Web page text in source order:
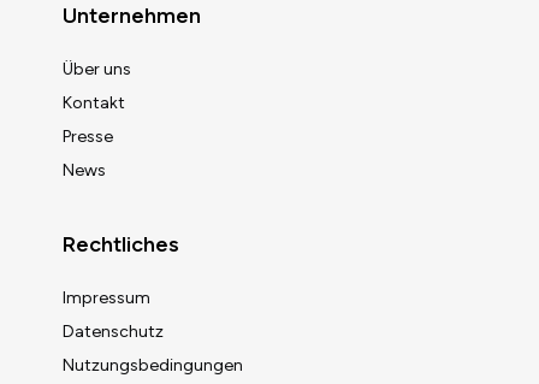
Unternehmen
Über uns
Kontakt
Presse
News
Rechtliches
Impressum
Datenschutz
Nutzungsbedingungen